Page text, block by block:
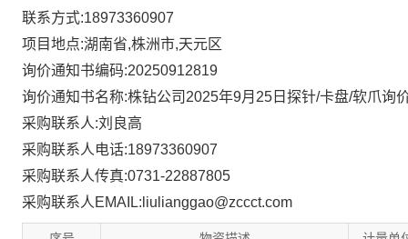
联系方式:18973360907
项目地点:湖南省,株洲市,天元区
询价通知书编码:20250912819
询价通知书名称:株钻公司2025年9月25日探针/卡盘/软爪询
采购联系人:刘良高
采购联系人电话:18973360907
采购联系人传真:0731-22887805
采购联系人EMAIL:liulianggao@zccct.com